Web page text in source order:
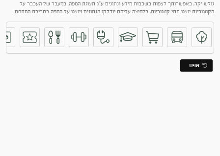
גולש יקר, באפשרותך לצפות בשכבות מידע ונתונים ע"ג תצוגת המפה. במעבר של העכבר על
הקטגוריות יוצגו תתי קטגוריות, בלחיצה עליהם יודלקו הנתונים ויוצגו על המפה בסביבת המתחם.
אפס